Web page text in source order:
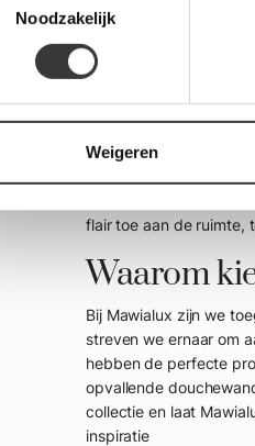
Noodzakelijk
Weigeren
Een glazen
ruimtelijkheid in de
illusie van meer
Voeg een
Voor wie op zoek is
contrast in de
flair toe aan de ruimte,
Waarom
Bij Mawialux zijn we
streven we ernaar om
hebben de perfecte
opvallende
collectie en laat
inspiratie